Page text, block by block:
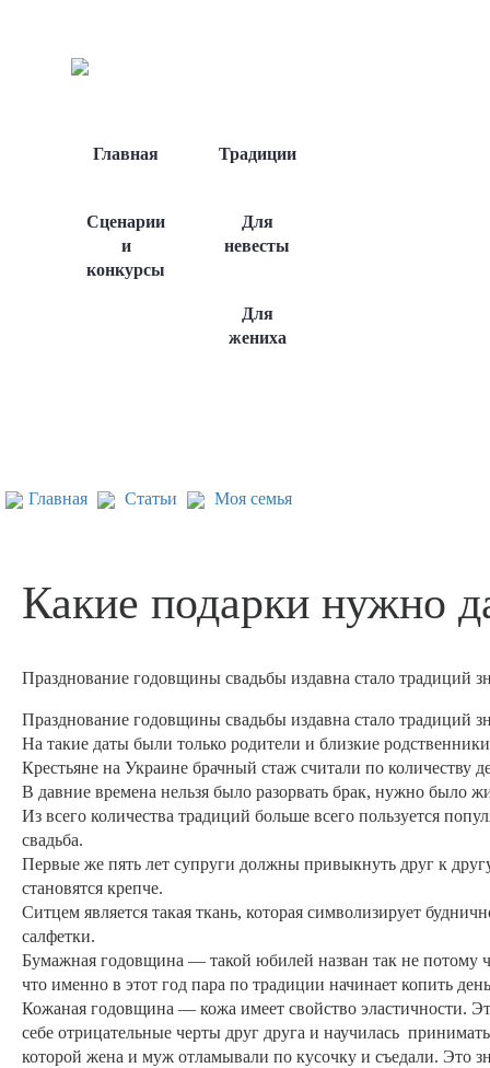
Главная Традиции
Сценарии
и
конкурсы
Для
невесты
Для
жениха
Главная Статьи Моя семья
Какие подарки нужно
Празднование годовщины свадьбы издавна стало традиций
Празднование годовщины свадьбы издавна стало традиций
На такие даты были только родители и близкие
Крестьяне на Украине брачный стаж считали по количеству
В давние времена нельзя было разорвать брак, нужно было
Из всего количества традиций больше всего пользуется
свадьба.
Первые же пять лет супруги должны привыкнуть друг к
становятся крепче.
Ситцем является такая ткань, которая символизирует
салфетки.
Бумажная годовщина — такой юбилей назван так не потому
что именно в этот год пара по традиции начинает копить
Кожаная годовщина — кожа имеет свойство эластичности.
себе отрицательные черты друг друга и научилась
которой жена и муж отламывали по кусочку и съедали. Это